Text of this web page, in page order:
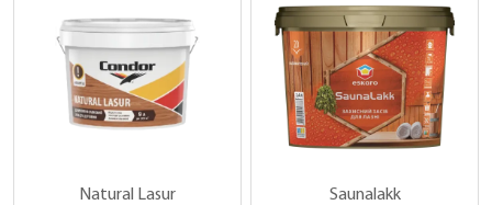
Natural Lasur Saunalakk